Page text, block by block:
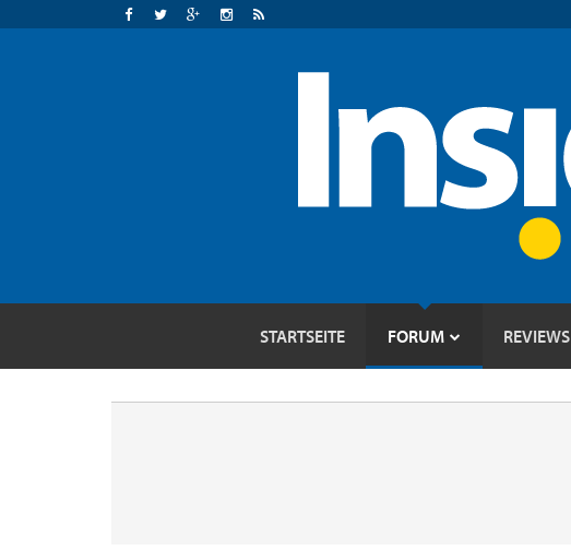
STARTSEITE FORUM REVIEWS